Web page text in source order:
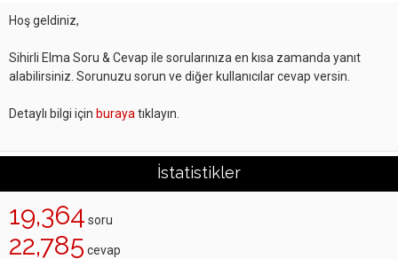
Hoş geldiniz,
Sihirli Elma Soru & Cevap ile sorularınıza en kısa zamanda yanıt
alabilirsiniz. Sorunuzu sorun ve diğer kullanıcılar cevap versin.
Detaylı bilgi için buraya tıklayın.
İstatistikler
19,364 soru
22,785 cevap